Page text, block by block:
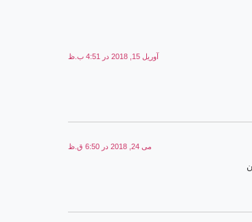
آوریل 15, 2018 در 4:51 ب.ظ
می 24, 2018 در 6:50 ق.ظ